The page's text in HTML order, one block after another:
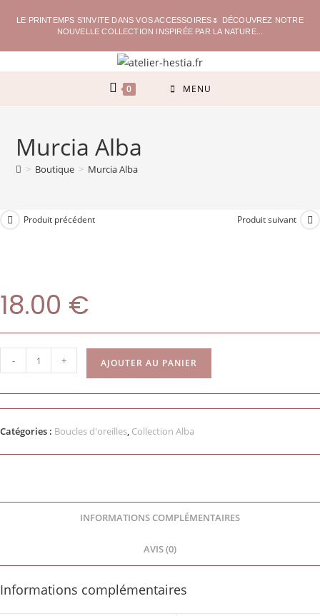
LE PRINTEMPS S'INVITE DANS VOS ACCESSOIRES🌷 DÉCOUVREZ NOTRE
NOUVELLE COLLECTION INSPIRÉE PAR LA NATURE...
0 MENU
Murcia Alba
> Boutique > Murcia Alba
Produit précédent Produit suivant
18.00 €
- + AJOUTER AU PANIER
Catégories : Boucles d'oreilles, Collection Alba
INFORMATIONS COMPLÉMENTAIRES
AVIS (0)
Informations complémentaires